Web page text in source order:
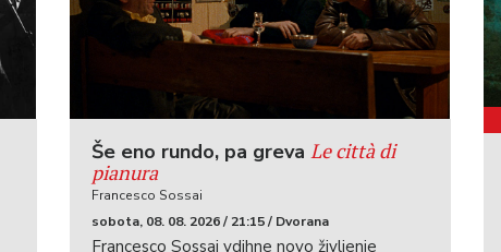
Še eno rundo, pa greva Le città di
pianura
Francesco Sossai
sobota, 08. 08. 2026 / 21:15 / Dvorana
Francesco Sossai vdihne novo življenje